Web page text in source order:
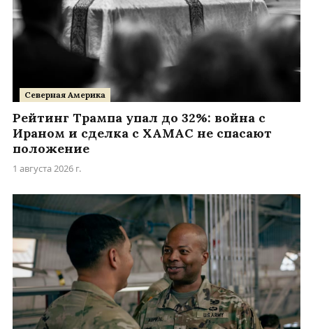
Северная Америка
Рейтинг Трампа упал до 32%: война с
Ираном и сделка с ХАМАС не спасают
положение
1 августа 2026 г.